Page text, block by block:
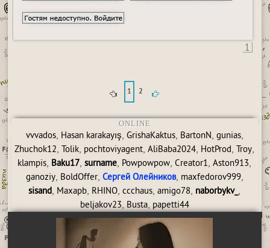
1
1 2
ONLINE
vvvados, Hasan karakayış, GrishaKaktus, BartonN, gunias,
Zhuchok12,Tolik, pochtoviyagent,AliBaba2024, HotProd,Troy,
klampis, Baku17,surname, Powpowpow,Creator1,Aston913,
ganoziy, BoldOffer, Сергей Олейников, maxfedorov999,
sisand, Maxapb, RHINO,ccchaus,amigo78, naborbykv_,
beljakov23, Busta, papetti44